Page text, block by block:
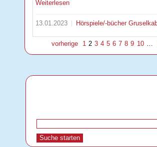
Weiterlesen
13.01.2023 Hörspiele/-bücher
vorherige 1 2 3 4 5 6 7 8 9 10